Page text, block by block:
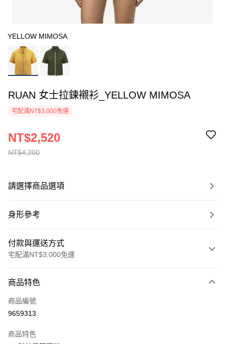
YELLOW MIMOSA
RUAN 女士拉鍊襯衫_YELLOW MIMOSA
宅配滿NT$3,000免運
NT$4,200
NT$2,520
請選擇商品選項
身形參考
付款與運送方式
宅配滿NT$3,000免運
信用卡一次付款
信用卡分期付款
合作金庫商業銀行
LINE Pay
商品特色
商品編號
9659313
商品特色